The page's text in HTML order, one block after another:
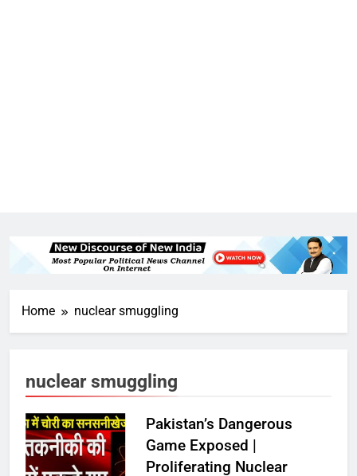
Home nuclear smuggling
nuclear smuggling
Pakistan’s Dangerous
Game Exposed |
Proliferating Nuclear
राम की नगरी अयोध्या में आने वाले भक्तों
6
बढ़ा पंचायतों का बजट